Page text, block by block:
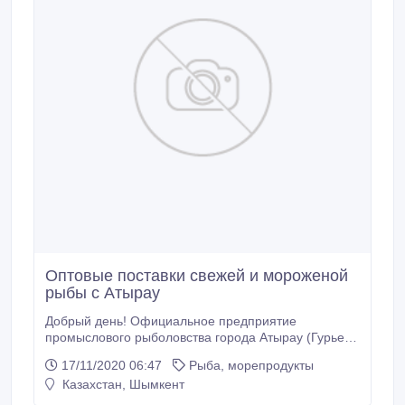
Оптовые поставки свежей и мороженой
рыбы с Атырау
Добрый день! Официальное предприятие
промыслового рыболовства города Атырау (Гурьев),
крупным оптовым предпринимателям и заводам
производителям рыбной консервной продукции,
17/11/2020 06:47
Рыба, морепродукты
Казахстан, Шымкент